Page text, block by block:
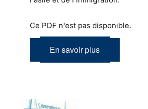
Ce PDF n'est pas disponible.
En savoir plus